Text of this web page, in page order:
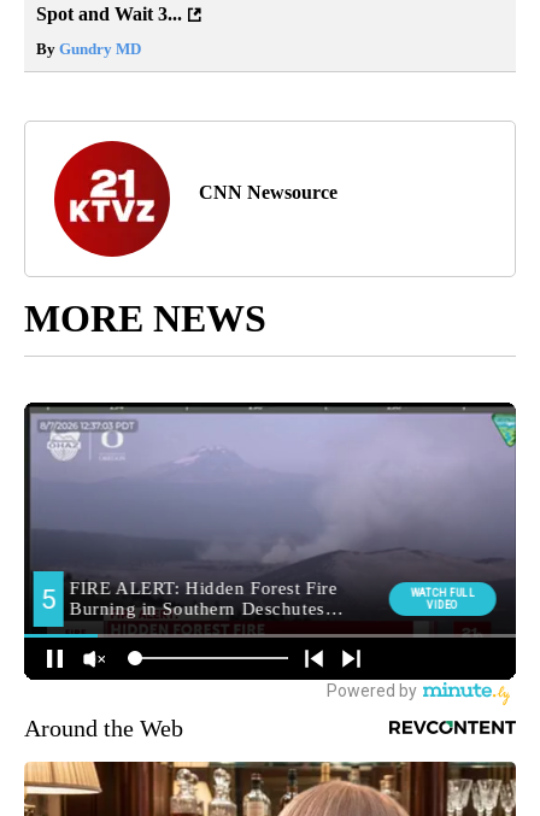
Spot and Wait 3...
By Gundry MD
CNN Newsource
MORE NEWS
Around the Web